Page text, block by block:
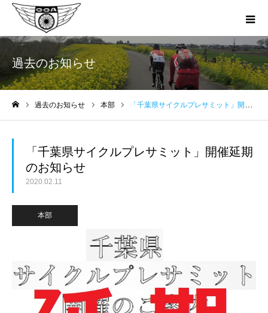
過去のお知らせ
過去のお知らせ 本部 「千葉県サイクルプレサミット」開催延期のお知らせ
「千葉県サイクルプレサミット」開催延期
のお知らせ
2020.02.11
本部